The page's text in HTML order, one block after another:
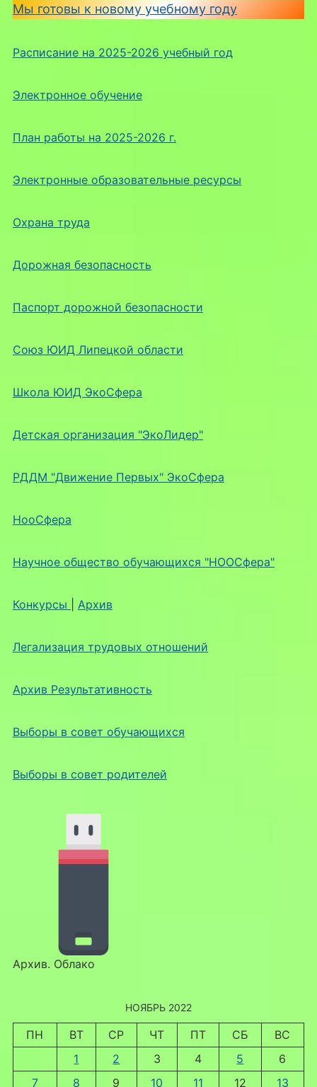
Мы готовы к новому учебному году
Расписание на 2025-2026 учебный год
Электронное обучение
План работы на 2025-2026 г.
Электронные образовательные ресурсы
Охрана труда
Дорожная безопасность
Паспорт дорожной безопасности
Союз ЮИД Липецкой области
Школа ЮИД ЭкоСфера
Детская организация "ЭкоЛидер"
РДДМ "Движение Первых" ЭкоСфера
НооСфера
Научное общество обучающихся "НООСфера"
Конкурсы Архив
Легализация трудовых отношений
Архив Результативность
Выборы в совет обучающихся
Выборы в совет родителей
Архив. Облако
НОЯБРЬ 2022
ПН ВТ СР ЧТ ПТ СБ
ВС
1
2 3 4 5
6
7
8 9 10 11 12 13